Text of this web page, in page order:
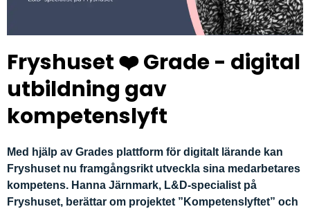
Fryshuset ❤️ Grade - digital
utbildning gav
kompetenslyft
Med hjälp av Grades plattform för digitalt lärande kan
Fryshuset nu framgångsrikt utveckla sina medarbetares
kompetens. Hanna Järnmark, L&D-specialist på
Fryshuset, berättar om projektet ”Kompetenslyftet” och